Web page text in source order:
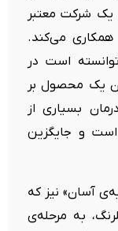
یک شرکت معتبر
می‌کند.
است در
یک محصول بر
بسیاری از
و جایگزین
آسان» نیز که
به مرحله‌ی